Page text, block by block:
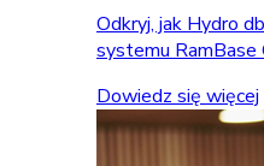
Odkryj, jak Hydro
systemu RamBase
Dowiedz się więcej